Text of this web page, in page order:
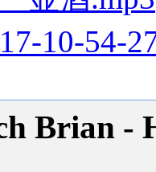
10-54-
Brian -